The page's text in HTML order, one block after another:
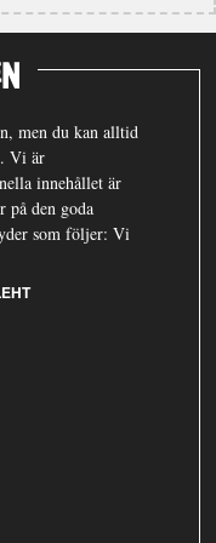
men du kan alltid
Vi är
innehållet är
den goda
som följer: Vi